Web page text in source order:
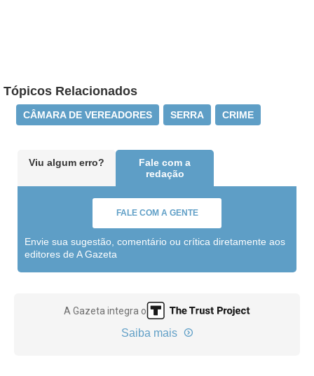
Tópicos Relacionados
CÂMARA DE VEREADORES SERRA CRIME
Viu algum erro?
Fale com a
redação
FALE COM A GENTE
Envie sua sugestão, comentário ou crítica diretamente aos
editores de A Gazeta
A Gazeta integra o
Saiba mais